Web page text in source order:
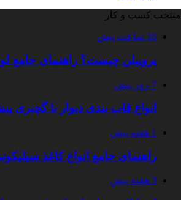
منتخب کسب و کار
16 ساعت پیش
پروپیلن چیست؟ راهنمای جامع
7 روز پیش
انواع قاب بندی دیوار با
1 هفته پیش
راهنمای جامع انواع کاغذ
3 هفته پیش